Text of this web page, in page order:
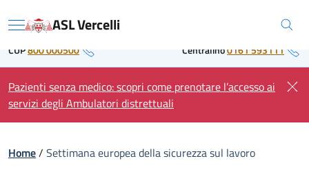
to Regione Piemonte
Menu ASL Vercelli
CUP800 000500 Centralino0161 593111
Pazienti senza medico: scopri come prenotare l’accesso ai
servizi degli Ambulatori distrettuali
Home/ Settimana europea della sicurezza sul lavoro